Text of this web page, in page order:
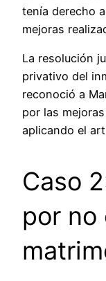
tenía derecho
mejoras
La resolución
privativo del
reconoció a
por las
aplicando el
Caso
por no